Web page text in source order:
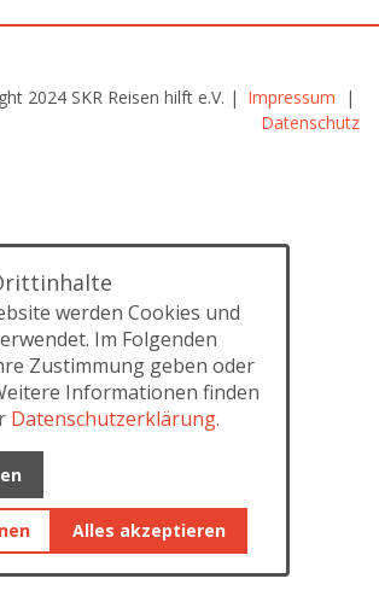
2024 SKR Reisen hilft e.V. | Impressum
|
Datenschutz
werden Cookies und
Im Folgenden
Zustimmung geben oder
Informationen finden
Datenschutzerklärung.
Alles akzeptieren